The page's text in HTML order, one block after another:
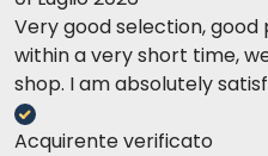
Very good selection,
within a very short time,
shop. I am absolutely
Acquirente verificato